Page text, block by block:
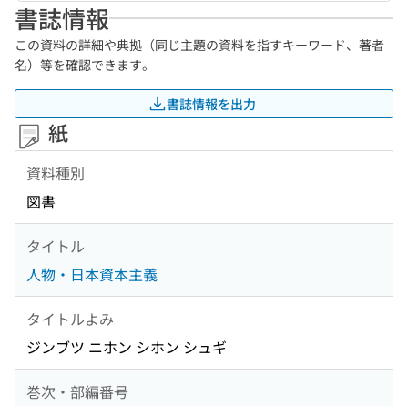
書誌情報
この資料の詳細や典拠（同じ主題の資料を指すキーワード、著者
名）等を確認できます。
書誌情報を出力
紙
資料種別
図書
タイトル
人物・日本資本主義
タイトルよみ
ジンブツ ニホン シホン シュギ
巻次・部編番号